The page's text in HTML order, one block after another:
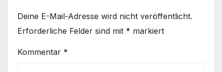
Deine E-Mail-Adresse wird nicht veröffentlicht.
Erforderliche Felder sind mit * markiert
Kommentar *